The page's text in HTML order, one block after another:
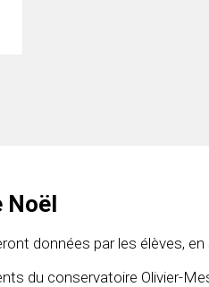
Noël
données par les élèves,
du conservatoire Olivier-